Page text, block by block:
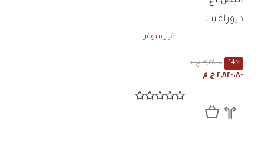
ديورافيت
غير متوفر
٣,٢٨٠.٠٠ ج م -14%
٢,٨٢٠.٨٠ ج م